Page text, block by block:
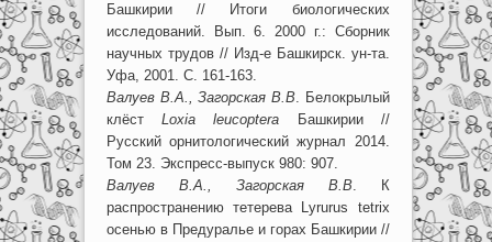
Башкирии // Итоги биологических
исследований. Вып. 6. 2000 г.: Сборник
научных трудов // Изд-е Башкирск. ун-та.
Уфа, 2001. С. 161-163.
Валуев В.А., Загорская В.В. Белокрылый
клёстLoxia leucoptera Башкирии //
Русский орнитологический журнал 2014.
Том 23. Экспресс-выпуск 980: 907.
Валуев В.А., Загорская В.В. К
распространению тетерева Lyrurus tetrix
осенью в Предуралье и горах Башкирии //